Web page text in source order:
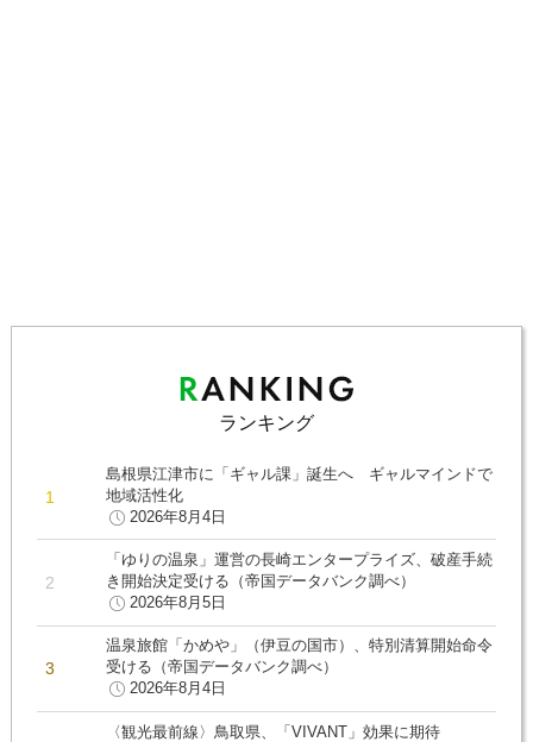
ランキング
島根県江津市に「ギャル課」誕生へ ギャルマインドで
地域活性化
2026年8月4日
「ゆりの温泉」運営の長崎エンタープライズ、破産手続
き開始決定受ける（帝国データバンク調べ）
2026年8月5日
温泉旅館「かめや」（伊豆の国市）、特別清算開始命令
受ける（帝国データバンク調べ）
2026年8月4日
〈観光最前線〉鳥取県、「VIVANT」効果に期待